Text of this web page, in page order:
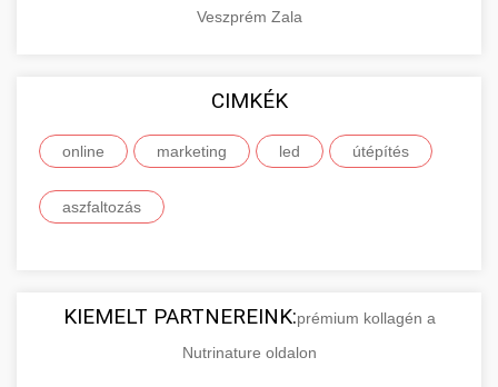
Veszprém Zala
CIMKÉK
online marketing led útépítés
aszfaltozás
KIEMELT PARTNEREINK:prémium kollagén a
Nutrinature oldalon